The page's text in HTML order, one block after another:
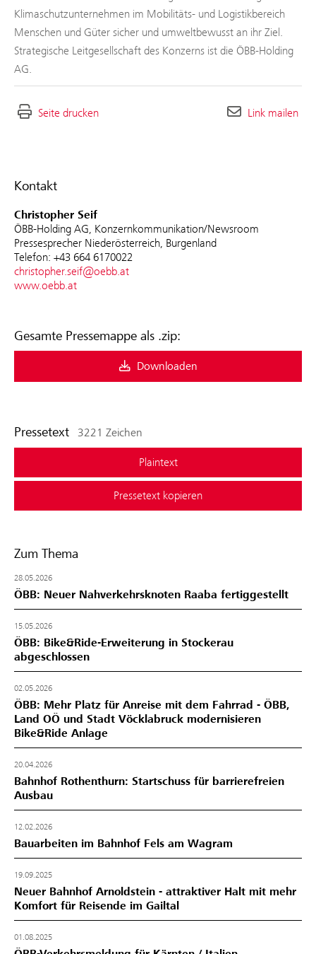
Kontakt
Christopher Seif
ÖBB-Holding AG, Konzernkommunikation/Newsroom
Pressesprecher Niederösterreich, Burgenland
Telefon: +43 664 6170022
christopher.seif@oebb.at
www.oebb.at
Gesamte Pressemappe als .zip:
Downloaden
Pressetext 3221 Zeichen
Plaintext
Pressetext kopieren
Zum Thema
28.05.2026
ÖBB: Neuer Nahverkehrsknoten Raaba fertiggestellt
15.05.2026
ÖBB: Bike&Ride-Erweiterung in Stockerau
abgeschlossen
02.05.2026
ÖBB: Mehr Platz für Anreise mit dem Fahrrad - ÖBB,
Land OÖ und Stadt Vöcklabruck modernisieren
Bike&Ride Anlage
20.04.2026
Bahnhof Rothenthurn: Startschuss für barrierefreien
Ausbau
12.02.2026
Bauarbeiten im Bahnhof Fels am Wagram
19.09.2025
Neuer Bahnhof Arnoldstein - attraktiver Halt mit mehr
Komfort für Reisende im Gailtal
01.08.2025
Klimaschutzunternehmen im Mobilitäts- und Logistikbereich
Menschen und Güter sicher und umweltbewusst an ihr Ziel.
Strategische Leitgesellschaft des Konzerns ist die ÖBB-Holding
AG.
Seite drucken Link mailen